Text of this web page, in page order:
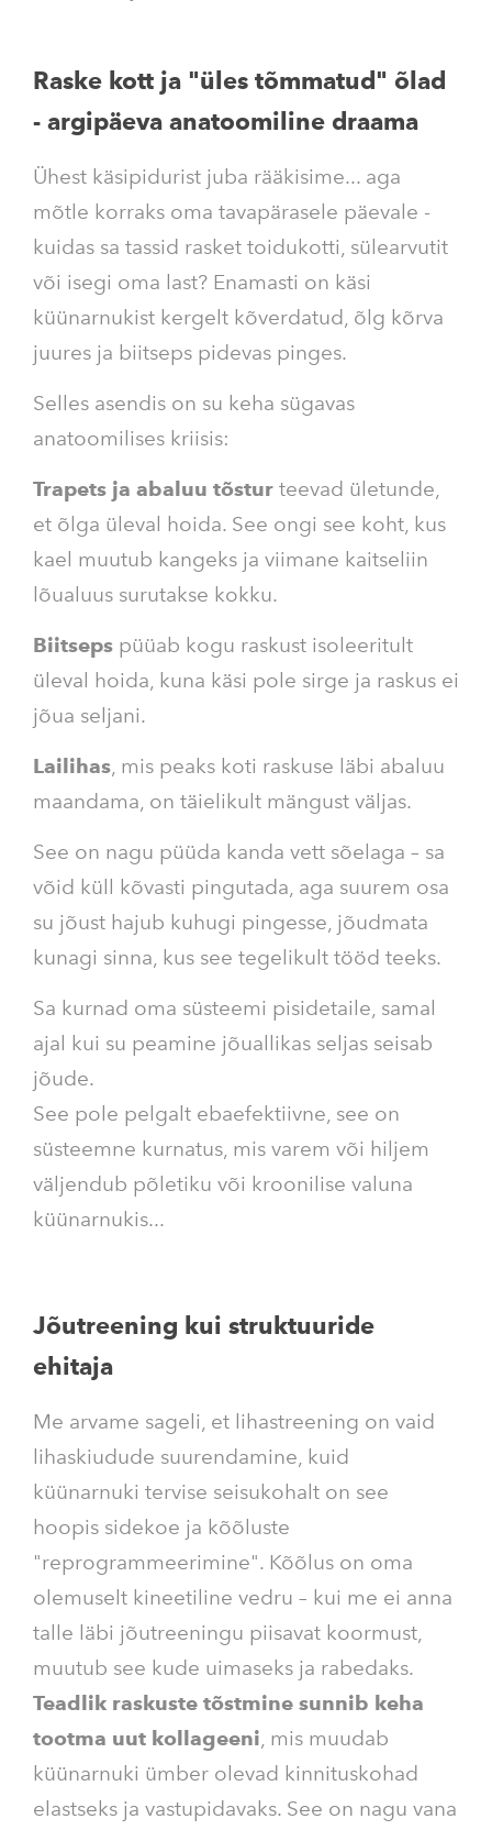
Raske kott ja "üles tõmmatud" õlad
- argipäeva anatoomiline draama
Ühest käsipidurist juba rääkisime... aga
mõtle korraks oma tavapärasele päevale -
kuidas sa tassid rasket toidukotti, sülearvutit
või isegi oma last? Enamasti on käsi
küünarnukist kergelt kõverdatud, õlg kõrva
juures ja biitseps pidevas pinges.
Selles asendis on su keha sügavas
anatoomilises kriisis:
Trapets ja abaluu tõstur teevad ületunde,
et õlga üleval hoida. See ongi see koht, kus
kael muutub kangeks ja viimane kaitseliin
lõualuus surutakse kokku.
Biitseps püüab kogu raskust isoleeritult
üleval hoida, kuna käsi pole sirge ja raskus ei
jõua seljani.
Lailihas, mis peaks koti raskuse läbi abaluu
maandama, on täielikult mängust väljas.
See on nagu püüda kanda vett sõelaga – sa
võid küll kõvasti pingutada, aga suurem osa
su jõust hajub kuhugi pingesse, jõudmata
kunagi sinna, kus see tegelikult tööd teeks.
Sa kurnad oma süsteemi pisidetaile, samal
ajal kui su peamine jõuallikas seljas seisab
jõude.
See pole pelgalt ebaefektiivne, see on
süsteemne kurnatus, mis varem või hiljem
väljendub põletiku või kroonilise valuna
küünarnukis...
Jõutreening kui struktuuride
ehitaja
Me arvame sageli, et lihastreening on vaid
lihaskiudude suurendamine, kuid
küünarnuki tervise seisukohalt on see
hoopis sidekoe ja kõõluste
"reprogrammeerimine". Kõõlus on oma
olemuselt kineetiline vedru – kui me ei anna
talle läbi jõutreeningu piisavat koormust,
muutub see kude uimaseks ja rabedaks.
Teadlik raskuste tõstmine sunnib keha
tootma uut kollageeni, mis muudab
küünarnuki ümber olevad kinnituskohad
elastseks ja vastupidavaks. See on nagu vana